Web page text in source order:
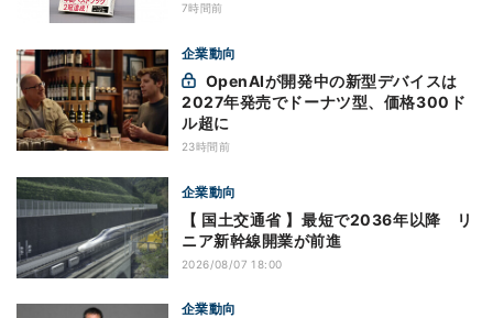
7時間前
企業動向
2027年発売でドーナツ型、価格300ド
ル超に
23時間前
企業動向
【 国土交通省 】最短で2036年以降 リ
ニア新幹線開業が前進
2026/08/07 18:00
企業動向